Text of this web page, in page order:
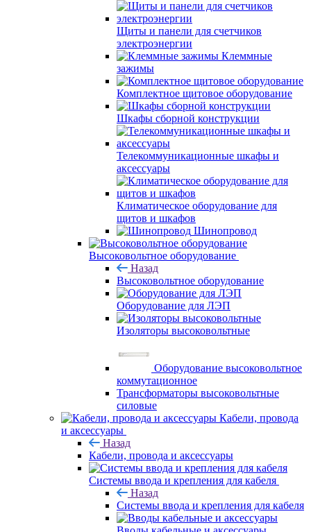
Щиты и панели для счетчиков
электроэнергии
Клеммные
зажимы
Комплектное щитовое оборудование
Шкафы сборной конструкции
Телекоммуникационные шкафы и
аксессуары
Климатическое оборудование для
щитов и шкафов
Шинопровод
Высоковольтное оборудование
Назад
Высоковольтное оборудование
Оборудование для ЛЭП
Изоляторы высоковольтные
Оборудование высоковольтное
коммутационное
Трансформаторы высоковольтные
силовые
Кабели, провода
и аксессуары
Назад
Кабели, провода и аксессуары
Системы ввода и крепления для кабеля
Назад
Системы ввода и крепления для кабеля